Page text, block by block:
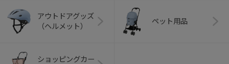
アウトドアグッズ
（ヘルメット）
ペット用品
ショッピングカー